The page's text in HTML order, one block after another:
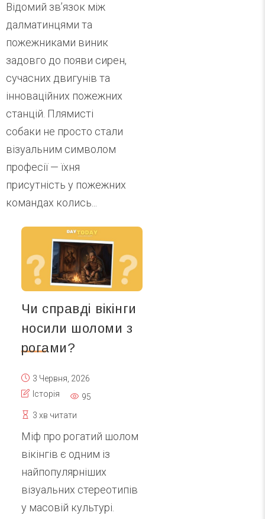
Відомий зв’язок між
далматинцями та
пожежниками виник
задовго до появи сирен,
сучасних двигунів та
інноваційних пожежних
станцій. Плямисті
собаки не просто стали
візуальним символом
професії — їхня
присутність у пожежних
командах колись...
Чи справді вікінги
носили шоломи з
рогами?
3 Червня, 2026
Історія
95
3 хв читати
Міф про рогатий шолом
вікінгів є одним із
найпопулярніших
візуальних стереотипів
у масовій культурі.